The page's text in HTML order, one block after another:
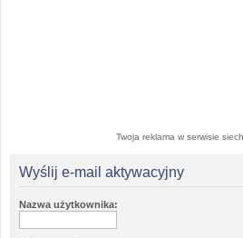
Twoja reklama w serwisie
Wyślij e-mail aktywacyjny
Nazwa użytkownika: